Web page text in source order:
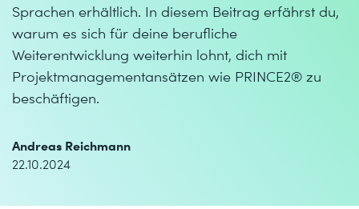
Sprachen erhältlich. In diesem Beitrag erfährst du,
warum es sich für deine berufliche
Weiterentwicklung weiterhin lohnt, dich mit
Projektmanagementansätzen wie PRINCE2® zu
beschäftigen.
Andreas Reichmann
22.10.2024